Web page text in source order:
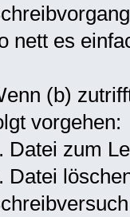
nett es
(b)
vorgehen:
Datei zum
Datei